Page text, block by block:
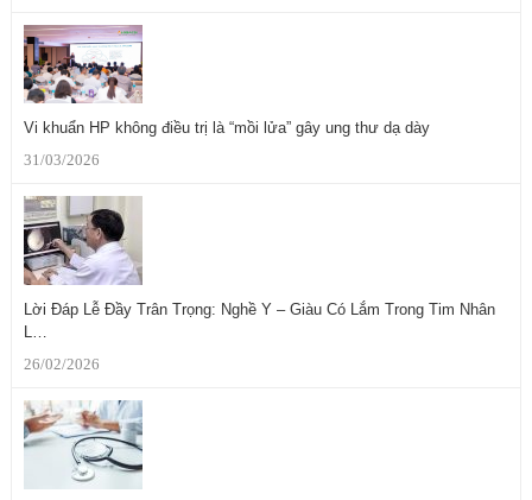
Vi khuẩn HP không điều trị là “mồi lửa” gây ung thư dạ dày
31/03/2026
Lời Đáp Lễ Đầy Trân Trọng: Nghề Y – Giàu Có Lắm Trong Tim Nhân
L…
26/02/2026